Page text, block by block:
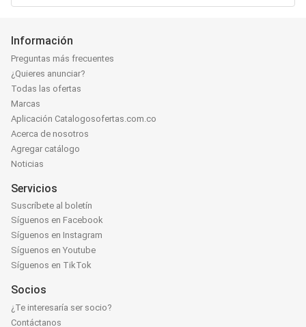
Información
Preguntas más frecuentes
¿Quieres anunciar?
Todas las ofertas
Marcas
Aplicación Catalogosofertas.com.co
Acerca de nosotros
Agregar catálogo
Noticias
Servicios
Suscríbete al boletín
Síguenos en Facebook
Síguenos en Instagram
Síguenos en Youtube
Síguenos en TikTok
Socios
¿Te interesaría ser socio?
Contáctanos